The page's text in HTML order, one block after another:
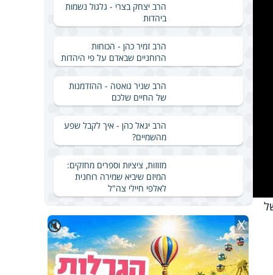
של
הרב יצחק בצרי - גלגול נשמות
ביהדות
הרב זמיר כהן - הכוחות
הרוחניים שבאדם על פי היהדות
הרב שניר גואטה - ההזדמנות
של החיים שלכם
הרב יגאל כהן - איך לקבל שפע
מהשמיים?
מזוזות, ציציות וספרים מחזקים:
המיזם שיביא שמירה רוחנית
לאלפי חיילי צה"ל
🔇 X